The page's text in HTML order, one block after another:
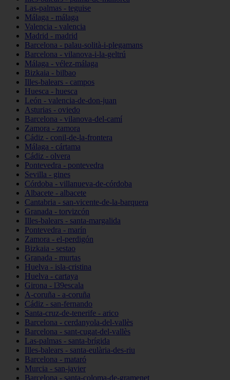
Las-palmas - teguise
Málaga - málaga
Valencia - valencia
Madrid - madrid
Barcelona - palau-solità-i-plegamans
Barcelona - vilanova-i-la-geltrú
Málaga - vélez-málaga
Bizkaia - bilbao
Illes-balears - campos
Huesca - huesca
León - valencia-de-don-juan
Asturias - oviedo
Barcelona - vilanova-del-camí
Zamora - zamora
Cádiz - conil-de-la-frontera
Málaga - cártama
Cádiz - olvera
Pontevedra - pontevedra
Sevilla - gines
Córdoba - villanueva-de-córdoba
Albacete - albacete
Cantabria - san-vicente-de-la-barquera
Granada - torvizcón
Illes-balears - santa-margalida
Pontevedra - marín
Zamora - el-perdigón
Bizkaia - sestao
Granada - murtas
Huelva - isla-cristina
Huelva - cartaya
Girona - l39escala
A-coruña - a-coruña
Cádiz - san-fernando
Santa-cruz-de-tenerife - arico
Barcelona - cerdanyola-del-vallès
Barcelona - sant-cugat-del-vallès
Las-palmas - santa-brígida
Illes-balears - santa-eulària-des-riu
Barcelona - mataró
Murcia - san-javier
Barcelona - santa-coloma-de-gramenet